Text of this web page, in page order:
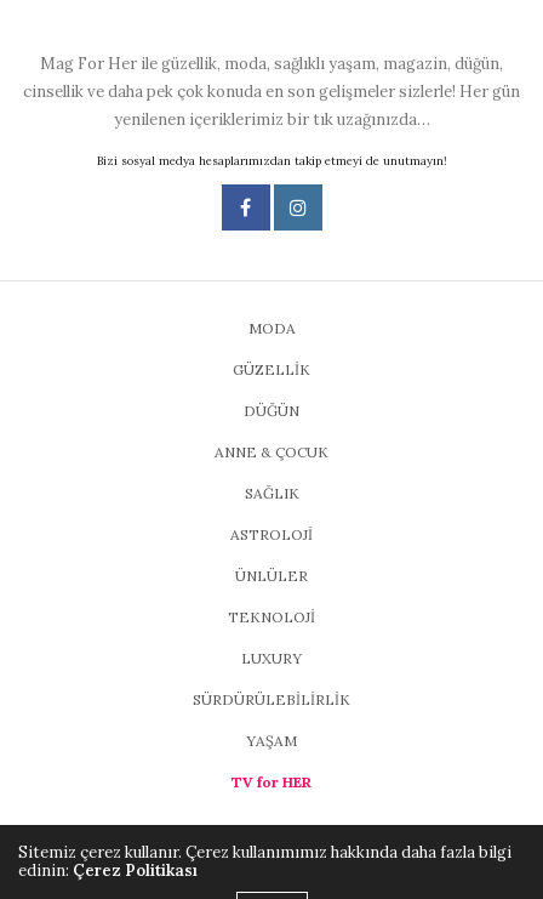
Mag For Her ile güzellik, moda, sağlıklı yaşam, magazin, düğün,
cinsellik ve daha pek çok konuda en son gelişmeler sizlerle! Her gün
yenilenen içeriklerimiz bir tık uzağınızda…
Bizi sosyal medya hesaplarımızdan takip etmeyi de unutmayın!
MODA
GÜZELLİK
DÜĞÜN
ANNE & ÇOCUK
SAĞLIK
ASTROLOJİ
ÜNLÜLER
TEKNOLOJİ
LUXURY
SÜRDÜRÜLEBİLİRLİK
YAŞAM
TV for HER
Copyright ©2021, MAGFORHER
Sitemiz çerez kullanır. Çerez kullanımımız hakkında daha fazla bilgi
edinin: Çerez Politikası